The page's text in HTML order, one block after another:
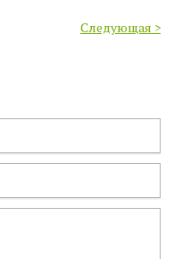
Следующая >